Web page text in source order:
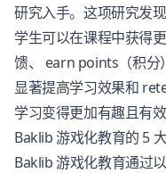
研究入手。这项研究发
学生可以在课程中获得
馈、 earn points（积分
显著提高学习效果和
学习变得更加有趣且有效
Baklib 游戏化教育的 5
Baklib 游戏化教育通过